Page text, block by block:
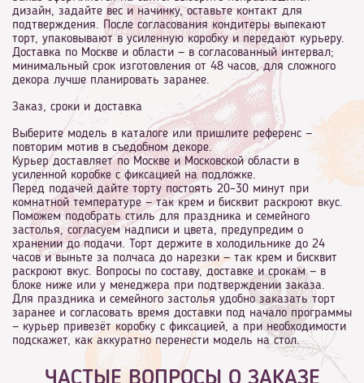
дизайн, задайте вес и начинку, оставьте контакт для
подтверждения. После согласования кондитеры выпекают
торт, упаковывают в усиленную коробку и передают курьеру.
Доставка по Москве и области — в согласованный интервал;
минимальный срок изготовления от 48 часов, для сложного
декора лучше планировать заранее.
Заказ, сроки и доставка
Выберите модель в каталоге или пришлите референс —
повторим мотив в съедобном декоре.
Курьер доставляет по Москве и Московской области в
усиленной коробке с фиксацией на подложке.
Перед подачей дайте торту постоять 20–30 минут при
комнатной температуре — так крем и бисквит раскроют вкус.
Поможем подобрать стиль для праздника и семейного
застолья, согласуем надписи и цвета, предупредим о
хранении до подачи. Торт держите в холодильнике до 24
часов и выньте за полчаса до нарезки — так крем и бисквит
раскроют вкус. Вопросы по составу, доставке и срокам — в
блоке ниже или у менеджера при подтверждении заказа.
Для праздника и семейного застолья удобно заказать торт
заранее и согласовать время доставки под начало программы
— курьер привезёт коробку с фиксацией, а при необходимости
подскажет, как аккуратно перенести модель на стол.